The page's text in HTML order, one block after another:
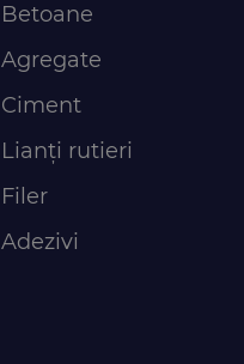
Betoane
Agregate
Ciment
Lianți rutieri
Filer
Adezivi